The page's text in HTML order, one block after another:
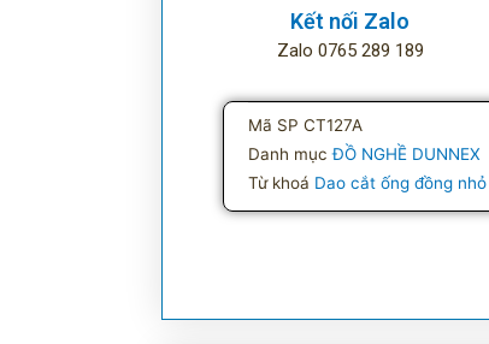
số
lượng
Kết nối Zalo
Zalo 0765 289 189
Mã SPCT127A
Danh mục ĐỒ NGHỀ DUNNEX
Từ khoá Dao cắt ống đồng nhỏ